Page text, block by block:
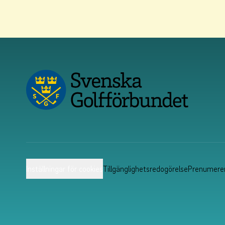
Tillgänglighetsredogörelse